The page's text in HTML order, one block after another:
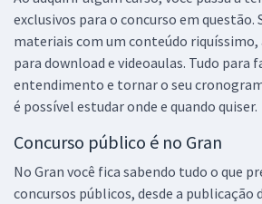
exclusivos para o concurso em questão.
materiais com um conteúdo
para download e videoaulas. Tudo para
entendimento e tornar o seu
é possível estudar onde e quando quiser.
Concurso público é no Gran
No Gran você fica sabendo tudo o que
concursos públicos, desde a publicação